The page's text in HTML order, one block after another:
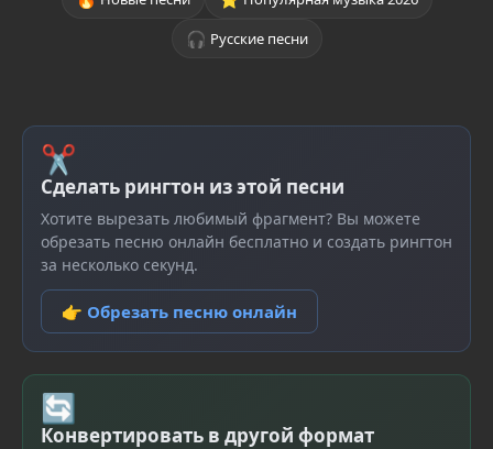
🎧 Русские песни
✂
Сделать рингтон из этой песни
Хотите вырезать любимый фрагмент? Вы можете
обрезать песню онлайн бесплатно и создать рингтон
за несколько секунд.
👉 Обрезать песню онлайн
🔄
Конвертировать в другой формат